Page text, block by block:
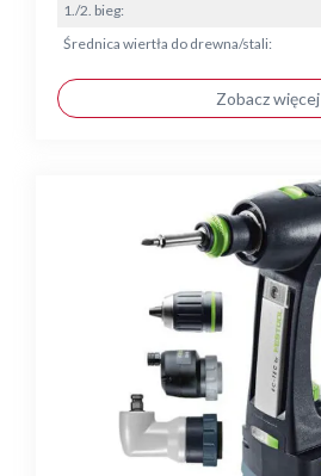
1./2. bieg:
Średnica wiertła do drewna/stali:
Zobacz więcej